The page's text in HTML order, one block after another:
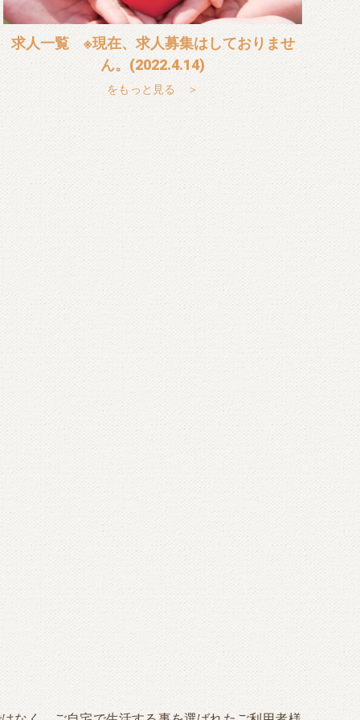
求人一覧 ※現在、求人募集はしておりませ
ん。(2022.4.14)
をもっと見る ＞